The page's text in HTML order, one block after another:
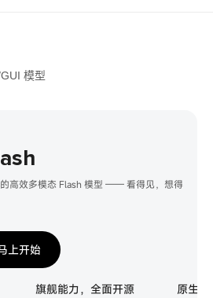
模型
高效多模态 Flash 模型 —— 看得见，想得
上开始
旗舰能力，全面开源 原生